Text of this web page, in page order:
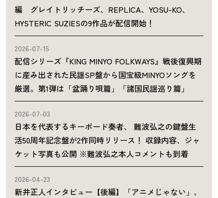
編 グレイトリッチーズ、REPLICA、YOSU-KO、
HYSTERIC SUZIESの9作品が配信開始！
2026-07-15
配信シリーズ『KING MINYO FOLKWAYS』戦後復興期
に産み出された民謡SP盤から国宝級MINYOソングを
厳選。第1弾は「盆踊り唄篇」「諸国民謡巡り篇」
2026-07-03
日本を代表するキーボード奏者、 難波弘之の鍵盤生
活50周年記念盤が2作同時リリース！ 収録内容、ジャ
ケット写真も公開 ※難波弘之本人コメントも到着
2026-04-23
新井正人インタビュー【後編】「アニメじゃない」、